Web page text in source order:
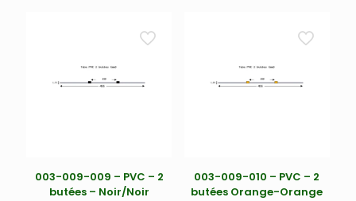
003-009-009 – PVC – 2
butées – Noir/Noir
003-009-010 – PVC – 2
butées Orange-Orange